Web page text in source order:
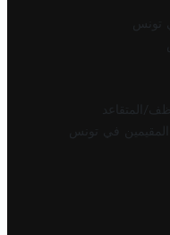
تونس
المتقاعد
في تونس